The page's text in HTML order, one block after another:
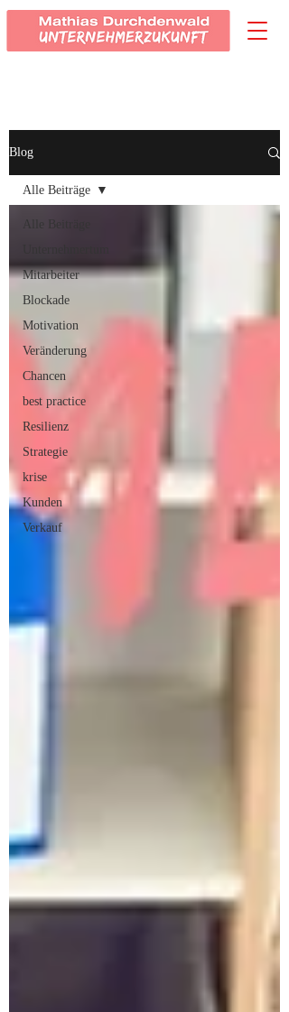
Blog
Mitarbeiter
Blockade
Motivation
Veränderung
Chancen
best practice
Resilienz
Strategie
krise
Kunden
Verkauf
Alle Beiträge